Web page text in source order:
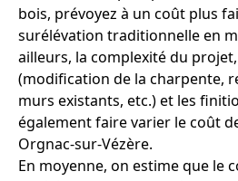
bois, prévoyez à un coût plus
surélévation traditionnelle en
ailleurs, la complexité du
(modification de la charpente,
murs existants, etc.) et les
également faire varier le coût
Orgnac-sur-Vézère.
En moyenne, on estime que le